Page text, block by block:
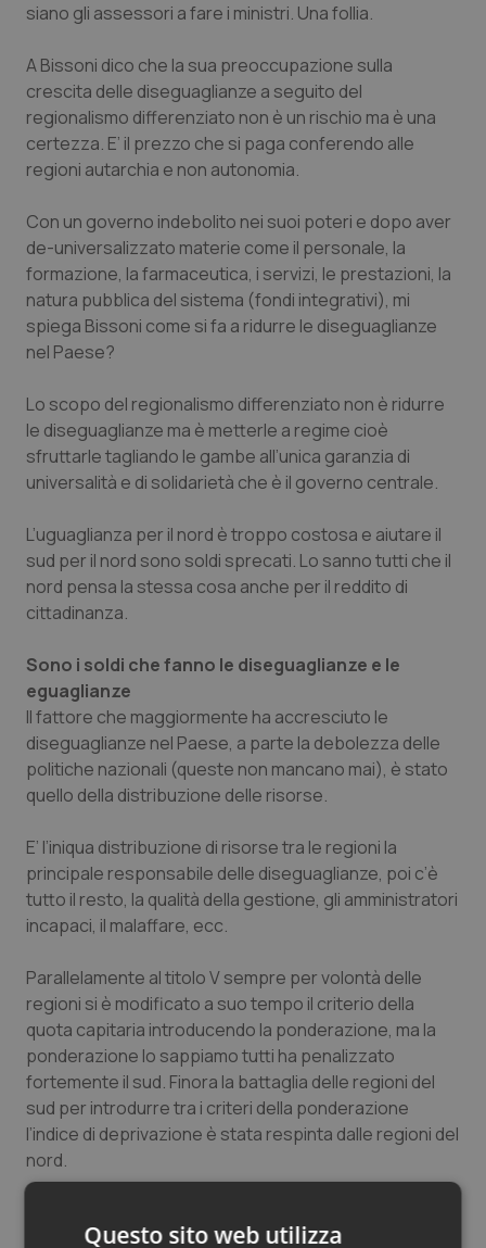
siano gli assessori a fare i ministri. Una follia.
A Bissoni dico che la sua preoccupazione sulla
crescita delle diseguaglianze a seguito del
regionalismo differenziato non è un rischio ma è una
certezza. E’ il prezzo che si paga conferendo alle
regioni autarchia e non autonomia.
Con un governo indebolito nei suoi poteri e dopo aver
de-universalizzato materie come il personale, la
formazione, la farmaceutica, i servizi, le prestazioni, la
natura pubblica del sistema (fondi integrativi), mi
spiega Bissoni come si fa a ridurre le diseguaglianze
nel Paese?
Lo scopo del regionalismo differenziato non è ridurre
le diseguaglianze ma è metterle a regime cioè
sfruttarle tagliando le gambe all’unica garanzia di
universalità e di solidarietà che è il governo centrale.
L’uguaglianza per il nord è troppo costosa e aiutare il
sud per il nord sono soldi sprecati. Lo sanno tutti che il
nord pensa la stessa cosa anche per il reddito di
cittadinanza.
Sono i soldi che fanno le diseguaglianze e le
eguaglianze
Il fattore che maggiormente ha accresciuto le
diseguaglianze nel Paese, a parte la debolezza delle
politiche nazionali (queste non mancano mai), è stato
quello della distribuzione delle risorse.
E’ l’iniqua distribuzione di risorse tra le regioni la
principale responsabile delle diseguaglianze, poi c’è
tutto il resto, la qualità della gestione, gli amministratori
incapaci, il malaffare, ecc.
Parallelamente al titolo V sempre per volontà delle
regioni si è modificato a suo tempo il criterio della
quota capitaria introducendo la ponderazione, ma la
ponderazione lo sappiamo tutti ha penalizzato
fortemente il sud. Finora la battaglia delle regioni del
sud per introdurre tra i criteri della ponderazione
l’indice di deprivazione è stata respinta dalle regioni del
nord.
meno soldi. Ma di quale patto per la salute state
Questo sito web utilizza